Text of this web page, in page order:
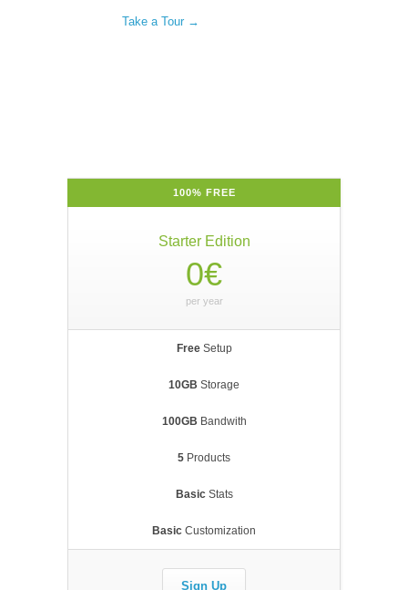
Take a Tour →
100% FREE
Starter Edition
0€
per year
FreeSetup
10GB Storage
100GB Bandwith
5 Products
BasicStats
Basic Customization
Sign Up